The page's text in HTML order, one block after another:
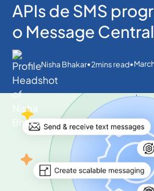
Home Blog
SMS APIs
APIs de SMS programáveis
APIs de SMS
o Message Central
Nisha Bhakar•2mins read•